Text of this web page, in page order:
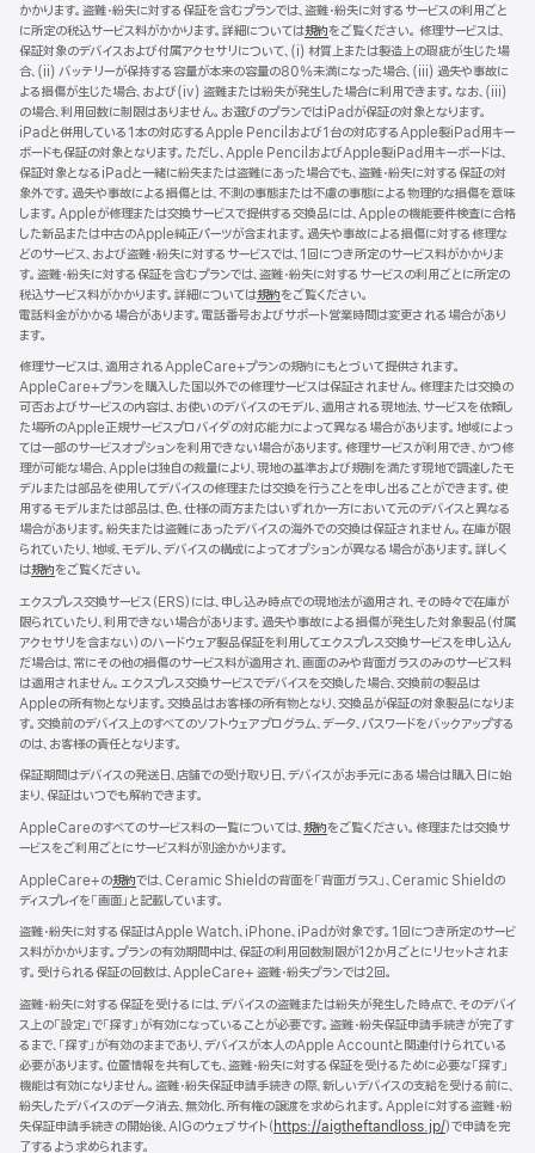
す）
かかります。盗難・紛失に対する保証を含むプランでは、盗難・紛失に対するサービスの利用ごと
に所定の税込サービス料がかかります。詳細については規約（新
規
ウ
イ
ン
ド
ウ
で
開
き
ま
す）
をご覧ください。 修理サービスは、
保証対象のデバイスおよび付属アクセサリについて、(i) 材質上または製造上の瑕疵が生じた場
合、(ii) バッテリーが保持する容量が本来の容量の80%未満になった場合、(iii) 過失や事故に
よる損傷が生じた場合、および(iv) 盗難または紛失が発生した場合に利用できます。なお、(iii)
の場合、利用回数に制限はありません。お選びのプランではiPadが保証の対象となります。
iPadと併用している1本の対応するApple Pencilおよび1台の対応するApple製iPad用キー
ボードも保証の対象となります。ただし、Apple PencilおよびApple製iPad用キーボードは、
保証対象となるiPadと一緒に紛失または盗難にあった場合でも、盗難・紛失に対する保証の対
象外です。過失や事故による損傷とは、不測の事態または不慮の事態による物理的な損傷を意味
します。Appleが修理または交換サービスで提供する交換品には、Appleの機能要件検査に合格
した新品または中古のApple純正パーツが含まれます。過失や事故による損傷に対する修理な
どのサービス、および盗難・紛失に対するサービスでは、1回につき所定のサービス料がかかりま
す。盗難・紛失に対する保証を含むプランでは、盗難・紛失に対するサービスの利用ごとに所定の
税込サービス料がかかります。詳細については規約（新
規
ン
ド
ウ
で
開
き
ま
す）
をご覧ください。
電話料金がかかる場合があります。電話番号およびサポート営業時間は変更される場合があり
ます。
修理サービスは、適用されるAppleCare+プランの規約にもとづいて提供されます。
AppleCare+プランを購入した国以外での修理サービスは保証されません。修理または交換の
可否およびサービスの内容は、お使いのデバイスのモデル、適用される現地法、サービスを依頼し
た場所のApple正規サービスプロバイダの対応能力によって異なる場合があります。地域によっ
ては一部のサービスオプションを利用できない場合があります。修理サービスが利用でき、かつ修
理が可能な場合、Appleは独自の裁量により、現地の基準および規制を満たす現地で調達したモ
デルまたは部品を使用してデバイスの修理または交換を行うことを申し出ることができます。使
用するモデルまたは部品は、色、仕様の両方またはいずれか一方において元のデバイスと異なる
場合があります。紛失または盗難にあったデバイスの海外での交換は保証されません。在庫が限
られていたり、地域、モデル、デバイスの構成によってオプションが異なる場合があります。詳しく
は規約（新
ウ
イ
ン
ド
ウ
で
開
き
ま
す）
をご覧ください。
エクスプレス交換サービス（ERS）には、申し込み時点での現地法が適用され、その時々で在庫が
限られていたり、利用できない場合があります。過失や事故による損傷が発生した対象製品（付属
アクセサリを含まない）のハードウェア製品保証を利用してエクスプレス交換サービスを申し込ん
だ場合は、常にその他の損傷のサービス料が適用され、画面のみや背面ガラスのみのサービス料
は適用されません。エクスプレス交換サービスでデバイスを交換した場合、交換前の製品は
Appleの所有物となります。交換品はお客様の所有物となり、交換品が保証の対象製品になりま
す。交換前のデバイス上のすべてのソフトウェアプログラム、データ、パスワードをバックアップする
のは、お客様の責任となります。
保証期間はデバイスの発送日、店舗での受け取り日、デバイスがお手元にある場合は購入日に始
まり、保証はいつでも解約できます。
AppleCareのすべてのサービス料の一覧については、規約（新
イ
ド
ウ
で
き
ま
す）
をご覧ください。修理または交換サ
ービスをご利用ごとにサービス料が別途かかります。
AppleCare+の規約（新
規
イ
ン
ド
ウ
で
開
き
ま
す）
では、Ceramic Shieldの背面を「背面ガラス」、Ceramic Shieldの
ディスプレイを「画面」と記載しています。
盗難・紛失に対する保証はApple Watch、iPhone、iPadが対象です。1回につき所定のサービ
ス料がかかります。プランの有効期間中は、保証の利用回数制限が12か月ごとにリセットされま
す。受けられる保証の回数は、AppleCare+ 盗難・紛失プランでは2回。
盗難・紛失に対する保証を受けるには、デバイスの盗難または紛失が発生した時点で、そのデバイ
ス上の「設定」で「探す」が有効になっていることが必要です。盗難・紛失保証申請手続きが完了す
るまで、「探す」が有効のままであり、デバイスが本人のApple Accountと関連付けられている
必要があります。位置情報を共有しても、盗難・紛失に対する保証を受けるために必要な「探す」
機能は有効になりません。盗難・紛失保証申請手続きの際、新しいデバイスの支給を受ける前に、
紛失したデバイスのデータ消去、無効化、所有権の譲渡を求められます。Appleに対する盗難・紛
失保証申請手続きの開始後、AIGのウェブサイト（https://aigtheftandloss.jp/）で申請を完
了するよう求められます。